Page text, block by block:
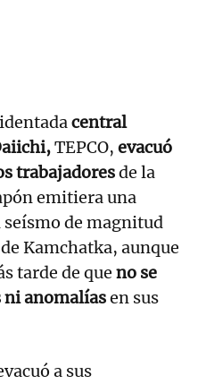
central
TEPCO, evacuó
trabajadoresde la
emitiera una
de magnitud
Kamchatka, aunque
tarde de que no se
ni anomalíasen sus
a sus